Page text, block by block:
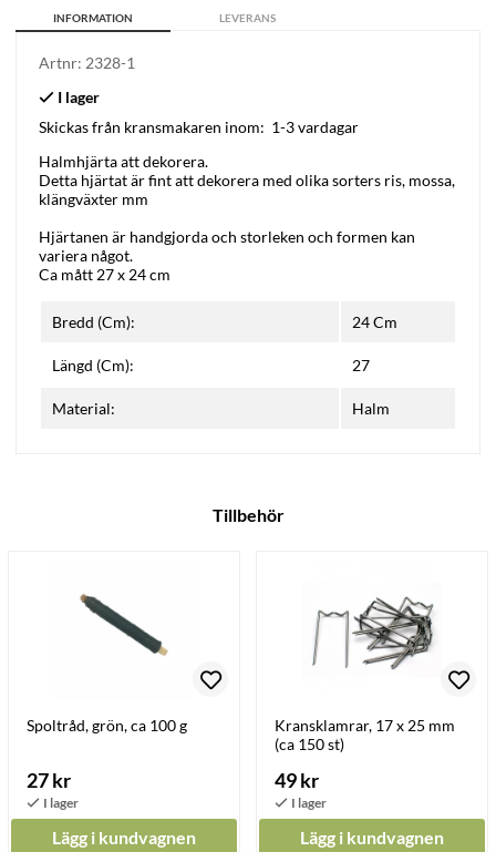
INFORMATION LEVERANS
Artnr: 2328-1
Skickas från kransmakaren inom: 1-3 vardagar
Halmhjärta att dekorera.
Detta hjärtat är fint att dekorera med olika sorters ris, mossa,
klängväxter mm
Hjärtanen är handgjorda och storleken och formen kan
variera något.
Ca mått 27 x 24 cm
Bredd (Cm): 24 Cm
Längd (Cm): 27
Material: Halm
Tillbehör
Spoltråd, grön, ca 100 g
27 kr
Lägg i kundvagnen
Kransklamrar, 17 x 25 mm
(ca 150 st)
49 kr
Lägg i kundvagnen